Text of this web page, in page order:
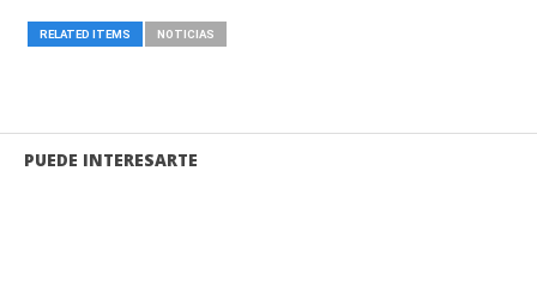
RELATED ITEMS NOTICIAS
PUEDE INTERESARTE